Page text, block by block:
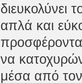
διευκολύνει
απλά και
να
μέσα από